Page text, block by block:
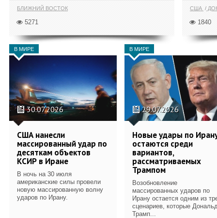
БЛИЖНИЙ ВОСТОК
5271
США
1840
В МИРЕ
30.07.2026
США нанесли
массированный удар по
десяткам объектов
КСИР в Иране
В ночь на 30 июля
американские силы провели
новую массированную волну
ударов по Ирану.
В МИРЕ
29.07.2026
Новые удары по
остаются среди
вариантов,
рассматриваемых
Трампом
Возобновление
массированных ударов по
Ирану остается одним из
сценариев, которые
Трамп...